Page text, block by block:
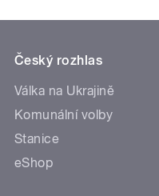
Český rozhlas
Válka na Ukrajině
Komunální volby
Stanice
eShop